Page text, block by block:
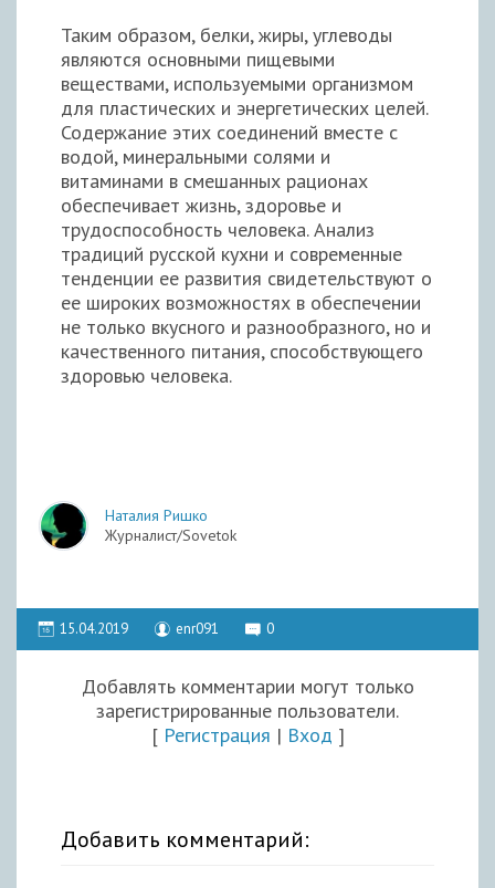
Таким образом, белки, жиры, углеводы
являются основными пищевыми
веществами, используемыми организмом
для пластических и энергетических целей.
Содержание этих соединений вместе с
водой, минеральными солями и
витаминами в смешанных рационах
обеспечивает жизнь, здоровье и
трудоспособность человека. Анализ
традиций русской кухни и современные
тенденции ее развития свидетельствуют о
ее широких возможностях в обеспечении
не только вкусного и разнообразного, но и
качественного питания, способствующего
здоровью человека.
Наталия Ришко
Журналист/Sovetok
15.04.2019 enr091 0
Добавлять комментарии могут только
зарегистрированные пользователи.
[ Регистрация | Вход ]
Добавить комментарий: